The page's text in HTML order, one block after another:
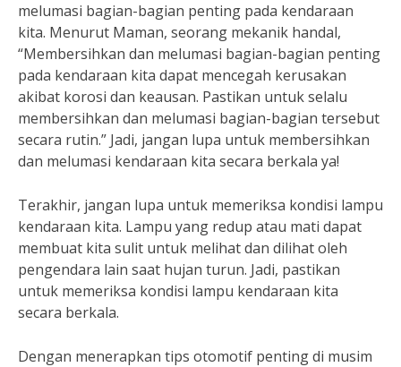
melumasi bagian-bagian penting pada kendaraan
kita. Menurut Maman, seorang mekanik handal,
“Membersihkan dan melumasi bagian-bagian penting
pada kendaraan kita dapat mencegah kerusakan
akibat korosi dan keausan. Pastikan untuk selalu
membersihkan dan melumasi bagian-bagian tersebut
secara rutin.” Jadi, jangan lupa untuk membersihkan
dan melumasi kendaraan kita secara berkala ya!
Terakhir, jangan lupa untuk memeriksa kondisi lampu
kendaraan kita. Lampu yang redup atau mati dapat
membuat kita sulit untuk melihat dan dilihat oleh
pengendara lain saat hujan turun. Jadi, pastikan
untuk memeriksa kondisi lampu kendaraan kita
secara berkala.
Dengan menerapkan tips otomotif penting di musim